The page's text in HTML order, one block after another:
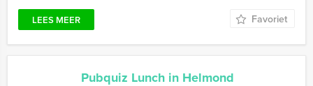
LEES MEER Favoriet
Pubquiz Lunch in Helmond